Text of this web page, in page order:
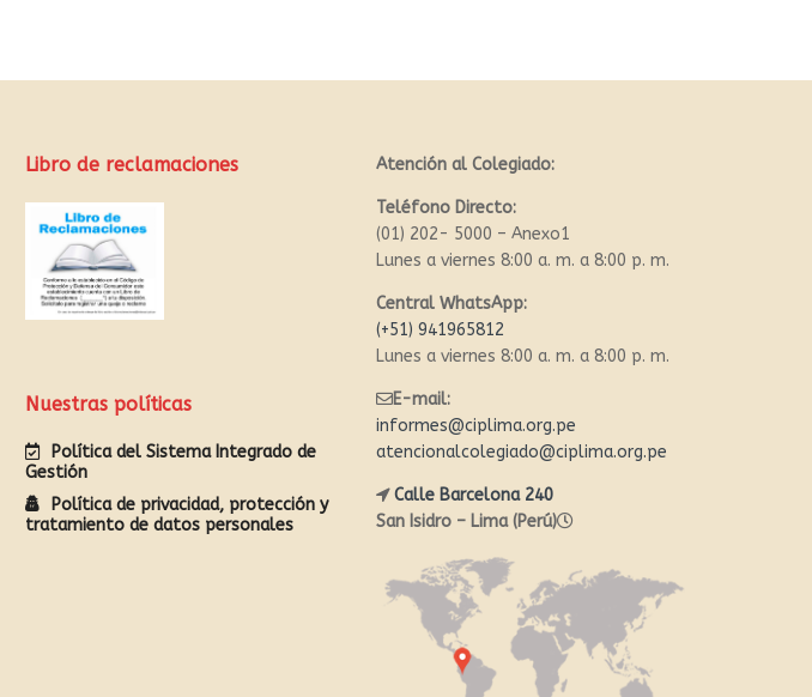
Libro de reclamaciones
Nuestras políticas
Política del Sistema Integrado de
Gestión
Política de privacidad, protección y
tratamiento de datos personales
Atención al Colegiado:
Teléfono Directo:
(01) 202- 5000 – Anexo1
Lunes a viernes 8:00 a. m. a 8:00 p. m.
Central WhatsApp:
(+51) 941965812
Lunes a viernes 8:00 a. m. a 8:00 p. m.
E-mail:
informes@ciplima.org.pe
atencionalcolegiado@ciplima.org.pe
Calle Barcelona 240
San Isidro – Lima (Perú)